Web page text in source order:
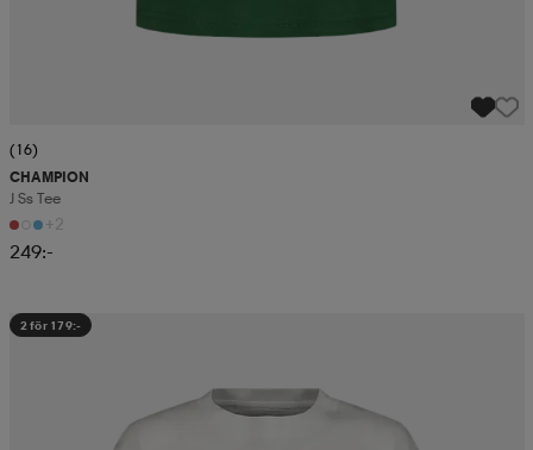
(16)
CHAMPION
J Ss Tee
+2
249:-
2 för 179:-